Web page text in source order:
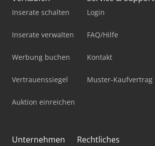
Inserate schalten
Inserate verwalten
Werbung buchen
Vertrauenssiegel
Auktion einreichen
Login
FAQ/Hilfe
Kontakt
Muster-Kaufvertrag
Unternehmen Rechtliches